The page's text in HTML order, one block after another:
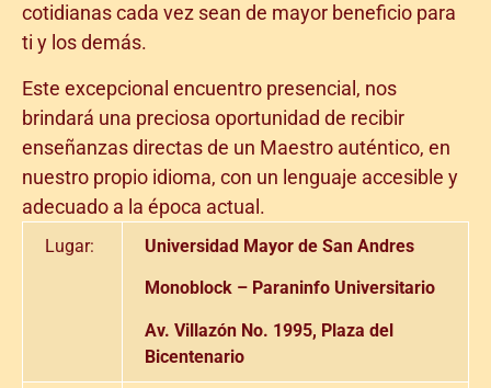
cotidianas cada vez sean de mayor beneficio para
ti y los demás.
Este excepcional encuentro presencial, nos
brindará una preciosa oportunidad de recibir
enseñanzas directas de un Maestro auténtico, en
nuestro propio idioma, con un lenguaje accesible y
adecuado a la época actual.
Lugar: Universidad Mayor de San Andres
Monoblock – Paraninfo Universitario
Av. Villazón No. 1995, Plaza del
Bicentenario